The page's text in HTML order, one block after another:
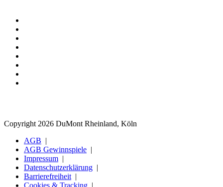
Copyright 2026 DuMont Rheinland, Köln
AGB
AGB Gewinnspiele
Impressum
Datenschutzerklärung
Barrierefreiheit
Cookies & Tracking